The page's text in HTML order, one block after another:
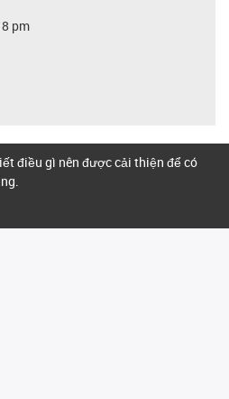
pm
điều gì nên được cải thiện để có